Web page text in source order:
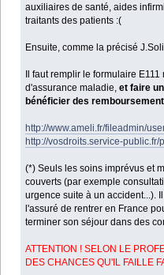
auxiliaires de santé, aides
traitants des patients :(
Ensuite, comme la précisé
Il faut remplir le formulaire
d'assurance maladie,et faire
bénéficier des
http://www.ameli.fr/fileadmin/
http://vosdroits.service-public.fr/
(*) Seuls les soins imprévus et
couverts (par exemple
urgence suite à un accident...).
l'assuré de rentrer en France
terminer son séjour dans des
ATTENTION ! SELON LE
DES CHANCES QU'IL FAILLE